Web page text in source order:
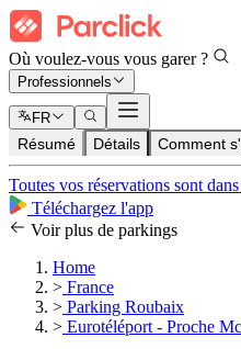
Où voulez-vous vous garer ?
Professionnels
FR
Résumé Détails Comment
Toutes vos réservations sont
Téléchargez l'app
Voir plus de parkings
Home
> France
> Parking Roubaix
> Eurotéléport - Proche